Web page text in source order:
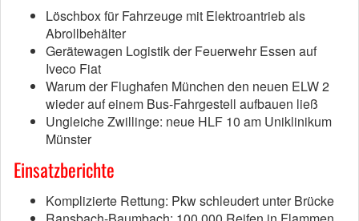
Löschbox für Fahrzeuge mit Elektroantrieb als
Abrollbehälter
Gerätewagen Logistik der Feuerwehr Essen auf
Iveco Fiat
Warum der Flughafen München den neuen ELW 2
wieder auf einem Bus-Fahrgestell aufbauen ließ
Ungleiche Zwillinge: neue HLF 10 am Uniklinikum
Münster
Einsatzberichte
Komplizierte Rettung: Pkw schleudert unter Brücke